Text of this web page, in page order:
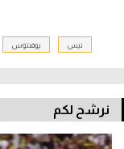
نيس يوفنتوس
نرشح لكم